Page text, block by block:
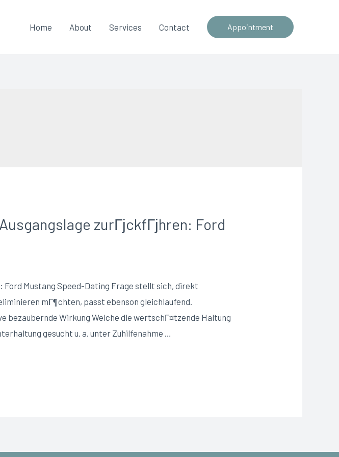
Home About Services Contact Appointment
zurГјckfГјhren: Ford
Ford Mustang Speed-Dating Frage stellt sich, direkt
mГ¶chten, passt ebenson gleichlaufend.
Wirkung Welche die wertschГ¤tzende Haltung
gesucht u. a. unter Zuhilfenahme …